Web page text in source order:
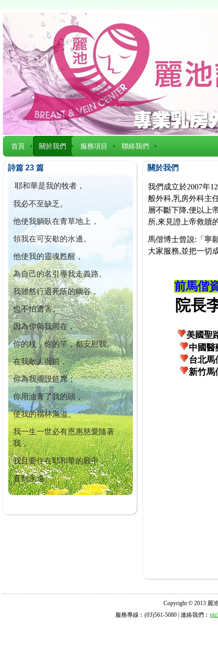
首頁 關於我們 服務項目 聯絡我們
詩篇 23 篇
耶和華是我的牧者，
我必不至缺乏。
他使我躺臥在青草地上，
領我在可安歇的水邊。
他使我的靈魂甦醒，
為自己的名引導我走義路。
我雖然行過死蔭的幽谷，
也不怕遭害。
因為你與我同在，
你的杖，你的竿，都安慰我。
在我敵人面前，
你為我擺設筵席；
你用油膏了我的頭，
使我的福杯滿溢。
我一生一世必有恩惠慈愛隨著
我，
我且要住在耶和華的殿中，
直到永遠。
關於我們
我們成立於2007年
般外科,乳房外科主
層不斷下降,便以上
所,來見證上帝救贖
馬偕博士曾說:「寧
大家服務,並把一切
前馬偕
院長李
美國聖
中國醫
台北馬
新竹馬
Copyright © 2013 麗
服務專線︰(03)561-5080 | 連絡我們︰